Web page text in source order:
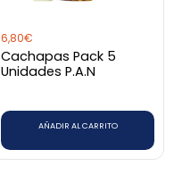
6,80€
Cachapas Pack 5
Unidades P.A.N
AÑADIR AL CARRITO